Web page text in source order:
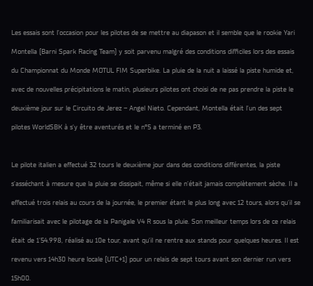
Les essais sont l’occasion pour les pilotes de se mettre au diapason et il semble que le rookie Yari
Montella (Barni Spark Racing Team) y soit parvenu malgré des conditions difficiles lors des essais
du Championnat du Monde MOTUL FIM Superbike. La pluie de la nuit a laissé la piste humide et,
avec de nouvelles précipitations le matin, plusieurs pilotes ont choisi de ne pas prendre la piste le
deuxième jour sur le Circuito de Jerez – Angel Nieto. Cependant, Montella était l’un des sept
pilotes WorldSBK à s’y être aventurés et le n°5 a terminé en P3.
Le pilote italien a effectué 32 tours le deuxième jour dans des conditions différentes, la piste
s’asséchant à mesure que la pluie se dissipait, même si elle n’était jamais complètement sèche. Il a
effectué trois relais au cours de la journée, le premier étant le plus long avec 12 tours, alors qu’il se
familiarisait avec le pilotage de la Panigale V4 R sous la pluie. Son meilleur temps lors de ce relais
était de 1’54.998, réalisé au 10e tour, avant qu’il ne rentre aux stands pour quelques heures. Il est
revenu vers 14h30 heure locale (UTC+1) pour un relais de sept tours avant son dernier run vers
15h00.